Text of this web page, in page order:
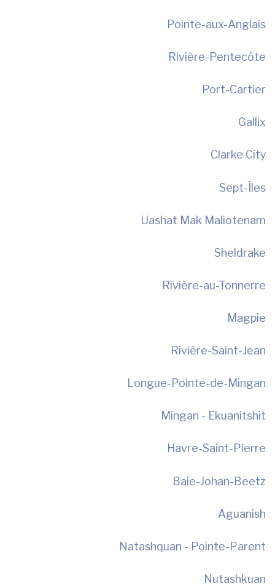
Pointe-aux-Anglais
Rivière-Pentecôte
Port-Cartier
Gallix
Clarke City
Sept-Îles
Uashat Mak Maliotenam
Sheldrake
Rivière-au-Tonnerre
Magpie
Rivière-Saint-Jean
Longue-Pointe-de-Mingan
Mingan - Ekuanitshit
Havre-Saint-Pierre
Baie-Johan-Beetz
Aguanish
Natashquan - Pointe-Parent
Nutashkuan